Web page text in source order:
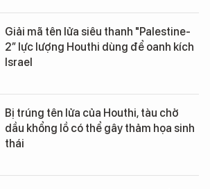
Giải mã tên lửa siêu thanh "Palestine-
2” lực lượng Houthi dùng để oanh kích
Israel
Bị trúng tên lửa của Houthi, tàu chở
dầu khổng lồ có thể gây thảm họa sinh
thái